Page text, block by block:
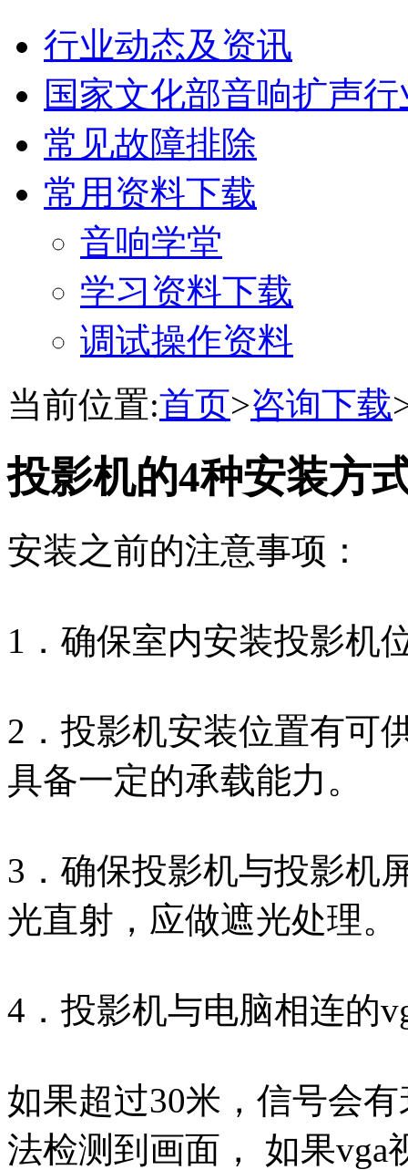
行业动态及资讯
国家文化部音响扩声
常见故障排除
常用资料下载
音响学堂
学习资料下载
调试操作资料
当前位置:首页>咨询下载
投影机的4种安装方
安装之前的注意事项：
1．确保室内安装投影机
2．投影机安装位置有可
具备一定的承载能力。
3．确保投影机与投影机
光直射，应做遮光处理。
4．投影机与电脑相连的
如果超过30米，信号会
法检测到画面， 如果vga